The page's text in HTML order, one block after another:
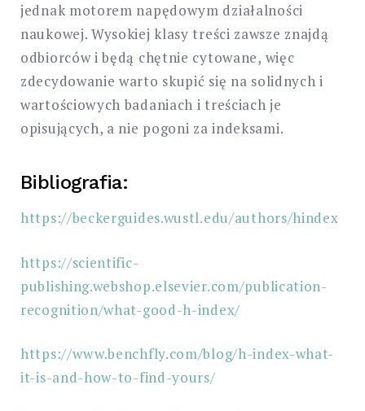
jednak motorem napędowym działalności
naukowej. Wysokiej klasy treści zawsze znajdą
odbiorców i będą chętnie cytowane, więc
zdecydowanie warto skupić się na solidnych i
wartościowych badaniach i treściach je
opisujących, a nie pogoni za indeksami.
Bibliografia:
https://beckerguides.wustl.edu/authors/hindex
https://scientific-
publishing.webshop.elsevier.com/publication-
recognition/what-good-h-index/
https://www.benchfly.com/blog/h-index-what-
it-is-and-how-to-find-yours/